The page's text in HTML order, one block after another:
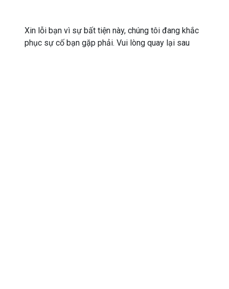
Xin lỗi bạn vì sự bất tiện này, chúng tôi đang khắc
phục sự cố bạn gặp phải. Vui lòng quay lại sau